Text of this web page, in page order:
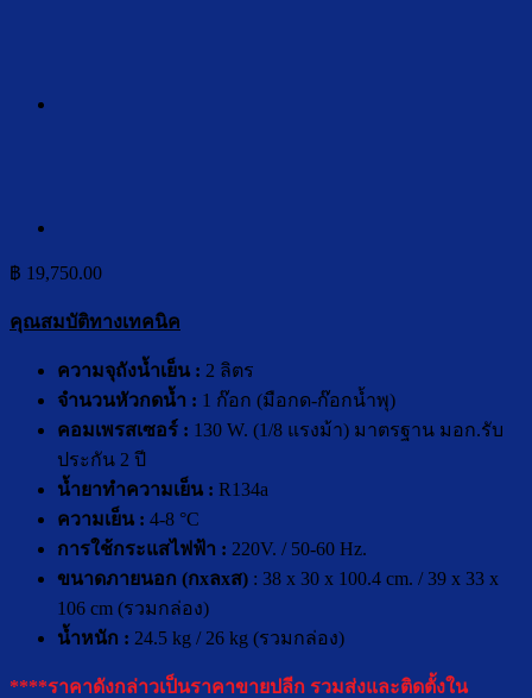
฿ 19,750.00
คุณสมบัติทางเทคนิค
ความจุถังน้ำเย็น : 2 ลิตร
จำนวนหัวกดน้ำ : 1 ก๊อก (มือกด-ก๊อกน้ำพุ)
คอมเพรสเซอร์ : 130 W. (1/8 แรงม้า) มาตรฐาน มอก.รับ
ประกัน 2 ปี
น้ำยาทำความเย็น : R134a
ความเย็น : 4-8 °C
การใช้กระแสไฟฟ้า : 220V. / 50-60 Hz.
ขนาดภายนอก (กxลxส) : 38 x 30 x 100.4 cm. / 39 x 33 x
106 cm (รวมกล่อง)
น้ำหนัก : 24.5 kg / 26 kg (รวมกล่อง)
****ราคาดังกล่าวเป็นราคาขายปลีก รวมส่งและติดตั้งใน